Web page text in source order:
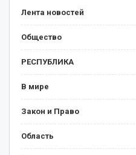
Лента новостей
Общество
РЕСПУБЛИКА
В мире
Закон и Право
Область